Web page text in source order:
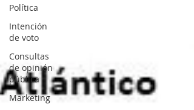
Política
Intención
de voto
Consultas
de opinión
pública
Marketing